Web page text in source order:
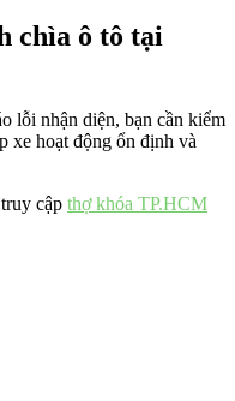
chìa ô tô tại
lỗi nhận diện, bạn cần kiểm
xe hoạt động ổn định và
cập thợ khóa TP.HCM